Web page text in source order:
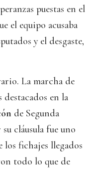
puestas en el
el equipo acusaba
y el desgaste,
La marcha de
destacados en la
de Segunda
cláusula fue uno
los fichajes llegados
todo lo que de